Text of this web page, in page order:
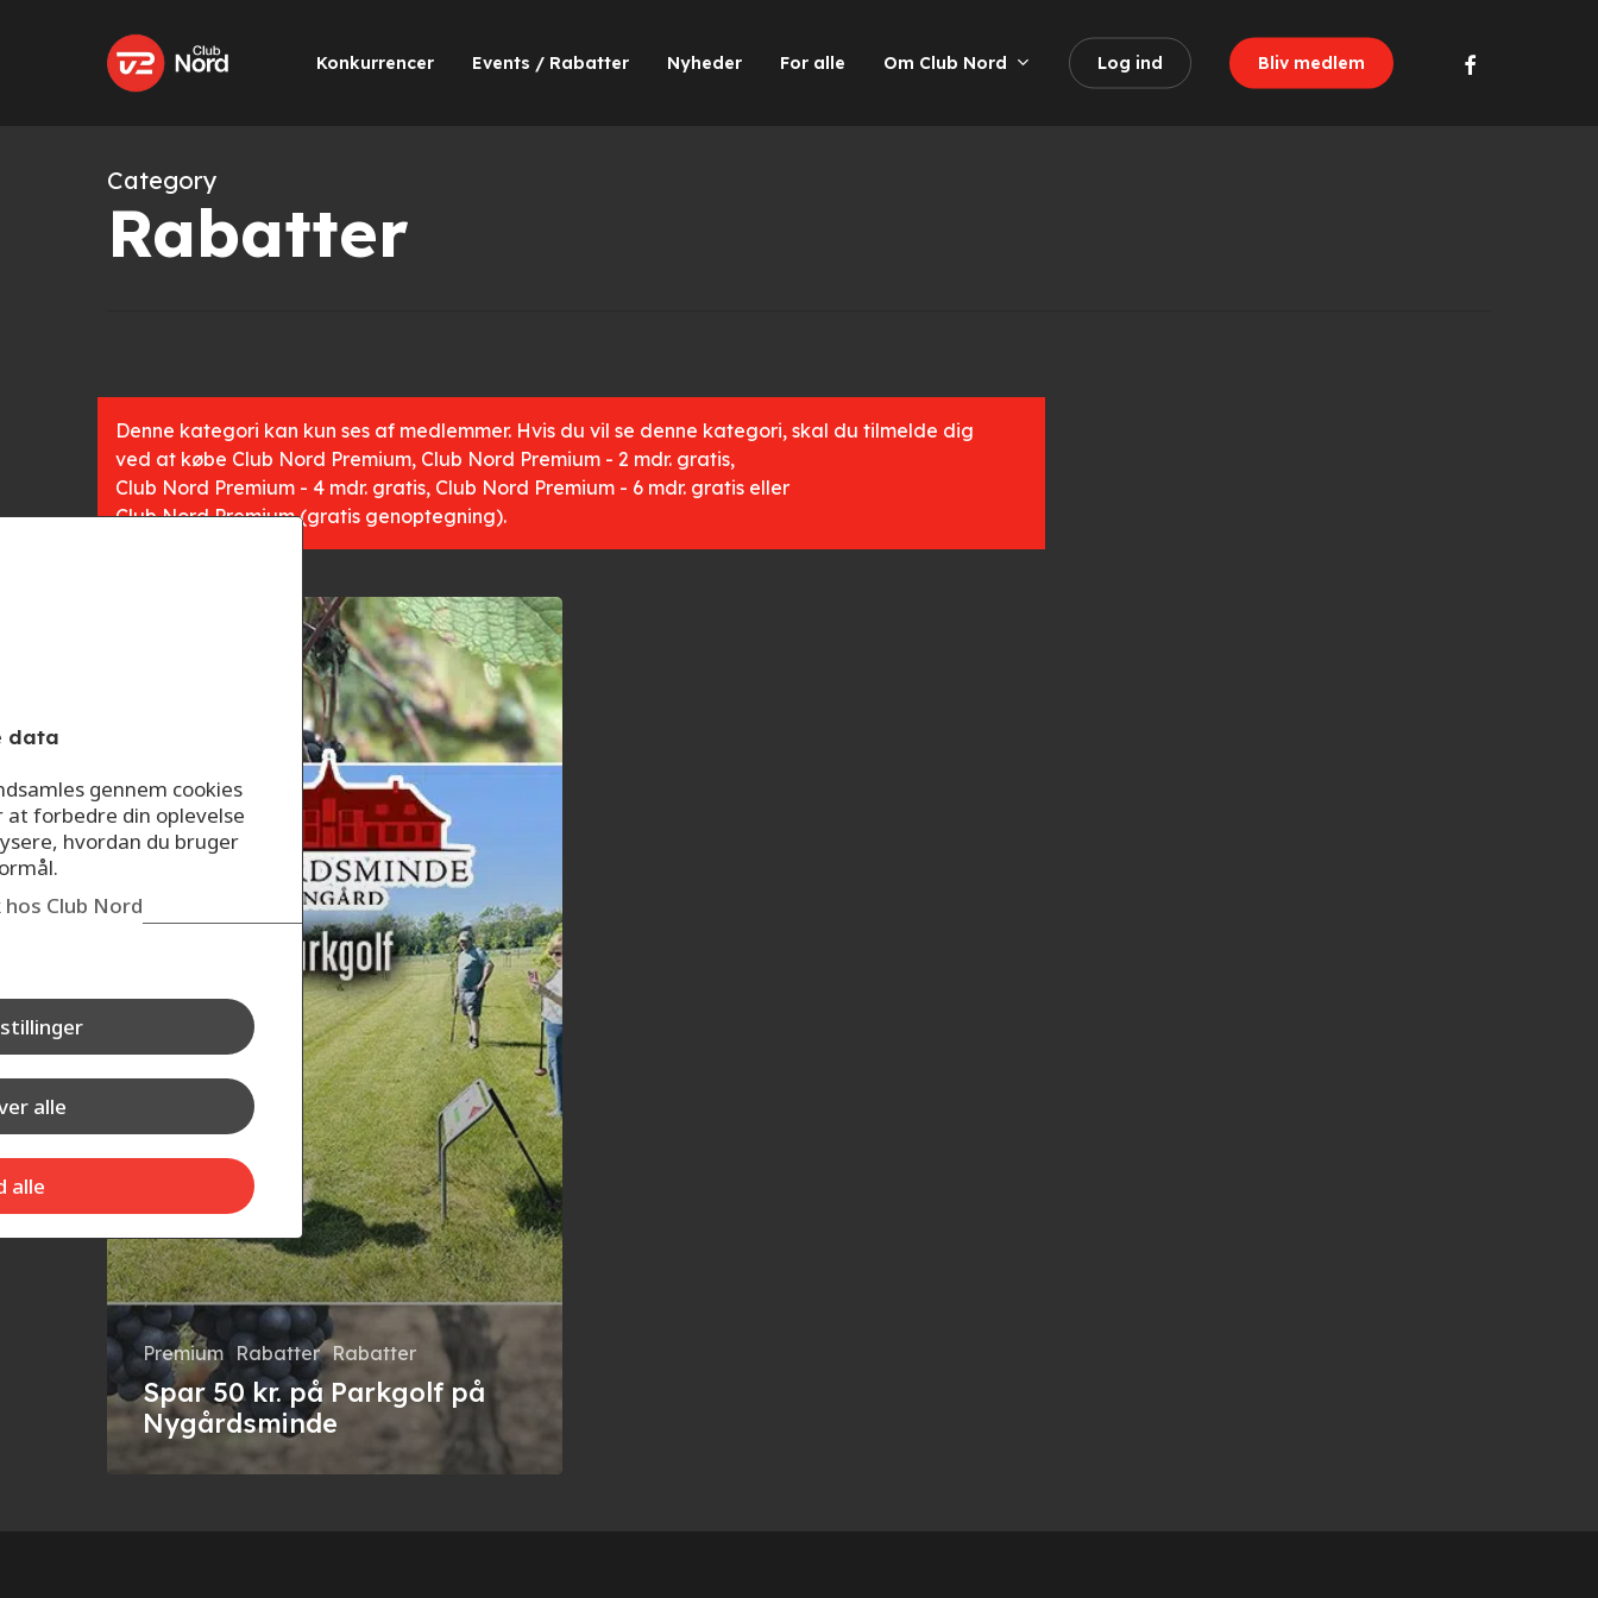
Konkurrencer Events / Rabatter Nyheder For alle Om Club Nord Log ind Bliv medlem facebook
Category
Rabatter
Denne kategori kan kun ses af medlemmer. Hvis du vil se denne kategori, skal du tilmelde dig
ved at købe Club Nord Premium, Club Nord Premium - 2 mdr. gratis,
Club Nord Premium - 4 mdr. gratis, Club Nord Premium - 6 mdr. gratis eller
Club Nord Premium (gratis genoptegning).
Nygårdsminde
Premium Rabatter Rabatter
Spar 50 kr. på Parkgolf på
Nygårdsminde
data
gennem cookies
forbedre din oplevelse
hvordan du bruger
Club Nord
alle
alle